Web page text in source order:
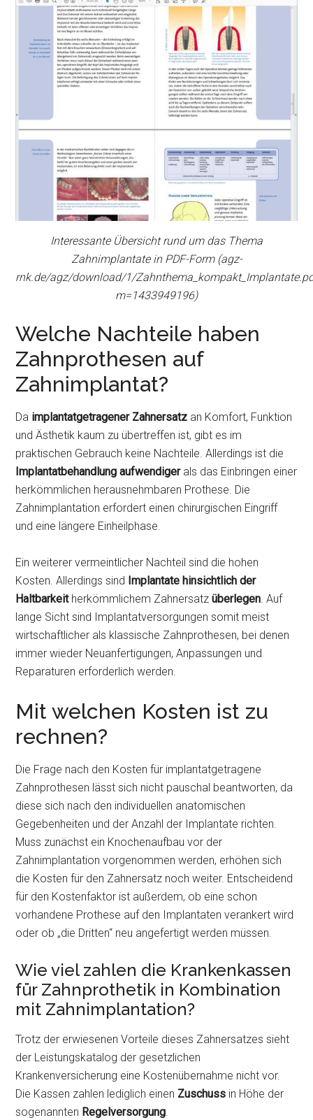
Interessante Übersicht rund um das Thema
Zahnimplantate in PDF-Form (agz-
rnk.de/agz/download/1/
m=1433949196)
Welche Nachteile haben
Zahnprothesen auf
Zahnimplantat?
Da implantatgetragener Zahnersatz an Komfort, Funktion
und Ästhetik kaum zu übertreffen ist, gibt es im
praktischen Gebrauch keine Nachteile. Allerdings ist die
Implantatbehandlung aufwendigerals das Einbringen einer
herkömmlichen herausnehmbaren Prothese. Die
Zahnimplantation erfordert einen chirurgischen Eingriff
und eine längere Einheilphase.
Ein weiterer vermeintlicher Nachteil sind die hohen
Kosten. Allerdings sind Implantate hinsichtlich der
Haltbarkeitherkömmlichem Zahnersatzüberlegen . Auf
lange Sicht sind Implantatversorgungen somit meist
wirtschaftlicher als klassische Zahnprothesen, bei denen
immer wieder Neuanfertigungen, Anpassungen und
Reparaturen erforderlich werden.
Mit welchen Kosten ist zu
rechnen?
Die Frage nach den Kosten für implantatgetragene
Zahnprothesen lässt sich nicht pauschal beantworten, da
diese sich nach den individuellen anatomischen
Gegebenheiten und der Anzahl der Implantate richten.
Muss zunächst ein Knochenaufbau vor der
Zahnimplantation vorgenommen werden, erhöhen sich
die Kosten für den Zahnersatz noch weiter. Entscheidend
für den Kostenfaktor ist außerdem, ob eine schon
vorhandene Prothese auf den Implantaten verankert wird
oder ob „die Dritten“ neu angefertigt werden müssen.
Wie viel zahlen die Krankenkassen
für Zahnprothetik in Kombination
mit Zahnimplantation?
Trotz der erwiesenen Vorteile dieses Zahnersatzes sieht
der Leistungskatalog der gesetzlichen
Krankenversicherung eine Kostenübernahme nicht vor.
Die Kassen zahlen lediglich einen Zuschuss in Höhe der
sogenannten Regelversorgung